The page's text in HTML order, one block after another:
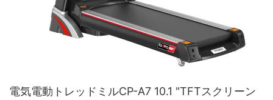
電気電動トレッドミルCP-A7 10.1 "TFTスクリーン